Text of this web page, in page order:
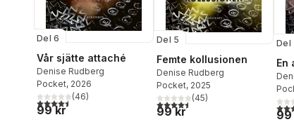
Del 6
Vår sjätte attaché
Denise Rudberg
Pocket, 2026
4,5utav 5 stjärnor. Totalt antal röster:
(46)
99 kr
Del 5
Femte kollusionen
Denise Rudberg
Pocket, 2025
4,5utav 5 stjärnor. Totalt antal
(45)
99 kr
Del
En
4,1
99